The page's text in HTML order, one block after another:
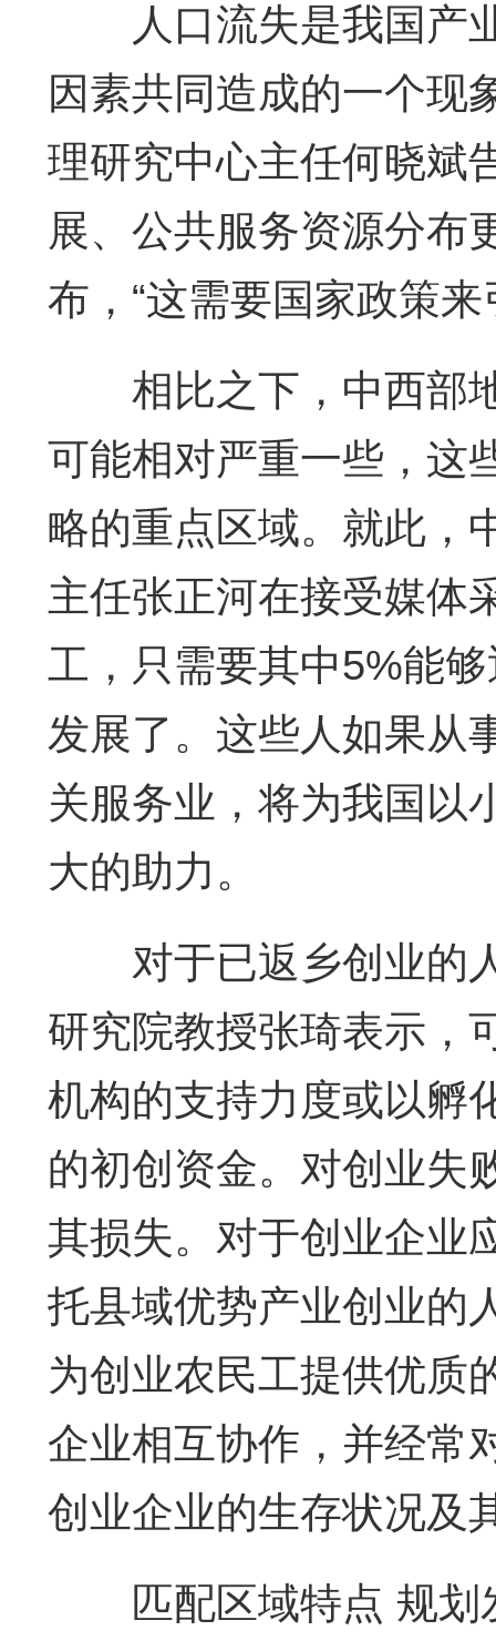
人口流失是我国产业
因素共同造成的一个现
理研究中心主任何晓斌
展、公共服务资源分布
布，“这需要国家政策
相比之下，中西部地
可能相对严重一些，这
略的重点区域。就此，
主任张正河在接受媒体
工，只需要其中5%能
发展了。这些人如果从
关服务业，将为我国以
大的助力。
对于已返乡创业的人
研究院教授张琦表示，
机构的支持力度或以孵
的初创资金。对创业失
其损失。对于创业企业
托县域优势产业创业的
为创业农民工提供优质
企业相互协作，并经常
创业企业的生存状况及
匹配区域特点 规划